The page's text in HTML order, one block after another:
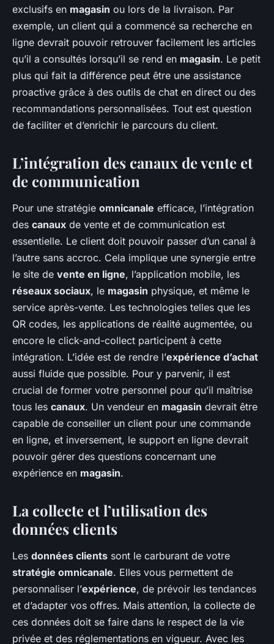
exclusifs en magasin ou lors de la livraison. Par
exemple, un client qui a commencé sa recherche en
ligne devrait pouvoir retrouver facilement les articles
qu’il a consultés lorsqu’il se rend en magasin. Le petit
plus qui fait la différence peut être une assistance
proactive grâce à des outils de chat en direct ou des
recommandations personnalisées. Tout est question
de faciliter et d’enrichir le parcours du client.
L’intégration des canaux de vente et
de communication
Pour une stratégie omnicanale efficace, l’intégration
des canaux de vente et de communication est
essentielle. Le client doit pouvoir passer d’un canal à
l’autre sans accroc. Cela implique une synergie entre
le site de vente en ligne, l’application mobile, les
réseaux sociaux, le magasin physique, et même le
service après-vente. Les technologies telles que les
QR codes, les applications de réalité augmentée, ou
encore le click-and-collect participent à cette
intégration. L’idée est de rendre l’expérience d’achat
aussi fluide que possible. Pour y parvenir, il est
crucial de former votre personnel pour qu’il maîtrise
tous les canaux. Un vendeur en magasin devrait être
capable de conseiller un client pour une commande
en ligne, et inversement, le support en ligne devrait
pouvoir gérer des questions concernant une
expérience en magasin.
La collecte et l’utilisation des
données clients
Les données clients sont le carburant de votre
stratégie omnicanale. Elles vous permettent de
personnaliser l’expérience, de prévoir les tendances
et d’adapter vos offres. Mais attention, la collecte de
ces données doit se faire dans le respect de la vie
privée et des réglementations en vigueur. Avec les